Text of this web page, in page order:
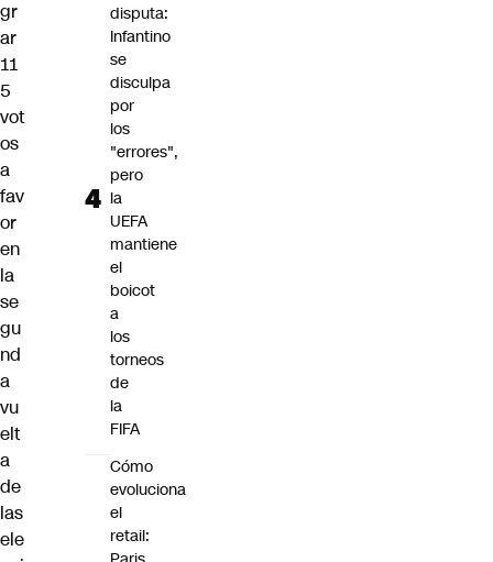
gr
ar
11
5
vot
os
a
fav
or
en
la
se
gu
nd
a
vu
elt
a
de
las
ele
disputa:
Infantino
se
disculpa
por
los
"errores",
pero
la
UEFA
mantiene
el
boicot
a
los
torneos
de
la
FIFA
Cómo
evoluciona
el
retail: